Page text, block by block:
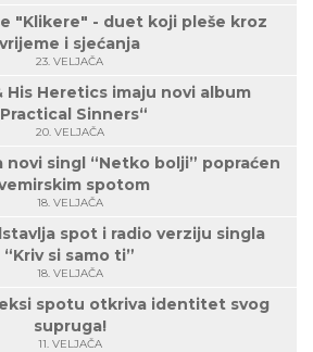
"Klikere" - duet koji pleše kroz
vrijeme i sjećanja
23. VELJAČA
His Heretics imaju novi album
Sinners“
20. VELJAČA
novi singl “Netko bolji” popraćen
spotom
18. VELJAČA
spot i radio verziju singla
“Kriv si samo ti”
18. VELJAČA
spotu otkriva identitet svog
supruga!
11. VELJAČA